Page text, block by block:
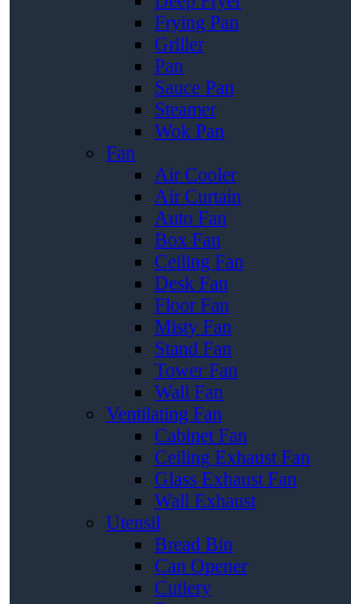
Frying Pan
Griller
Pan
Sauce Pan
Steamer
Wok Pan
Fan
Air Cooler
Air Curtain
Auto Fan
Box Fan
Ceiling Fan
Desk Fan
Floor Fan
Misty Fan
Stand Fan
Tower Fan
Wall Fan
Ventilating Fan
Cabinet Fan
Ceiling Exhaust Fan
Glass Exhaust Fan
Wall Exhaust
Utensil
Bread Bin
Can Opener
Cutlery